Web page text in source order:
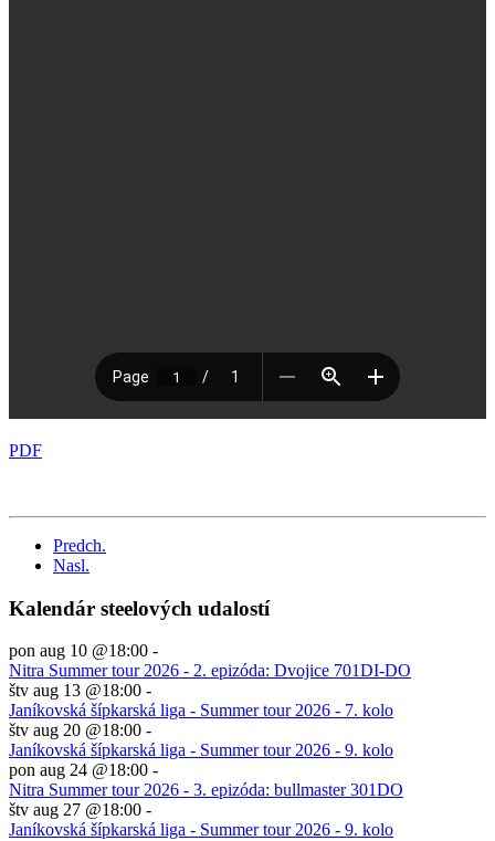
PDF
Predch.
Nasl.
Kalendár steelových udalostí
pon aug 10 @18:00 -
Nitra Summer tour 2026 - 2. epizóda: Dvojice 701DI-DO
štv aug 13 @18:00 -
Janíkovská šípkarská liga - Summer tour 2026 - 7. kolo
štv aug 20 @18:00 -
Janíkovská šípkarská liga - Summer tour 2026 - 9. kolo
pon aug 24 @18:00 -
Nitra Summer tour 2026 - 3. epizóda: bullmaster 301DO
štv aug 27 @18:00 -
Janíkovská šípkarská liga - Summer tour 2026 - 9. kolo